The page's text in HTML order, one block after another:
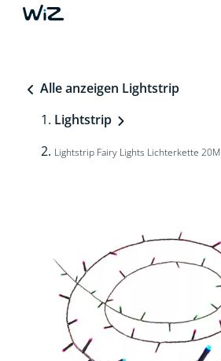
Alle anzeigen Lightstrip
Lightstrip
Lightstrip Fairy Lights Lichterkette 20M